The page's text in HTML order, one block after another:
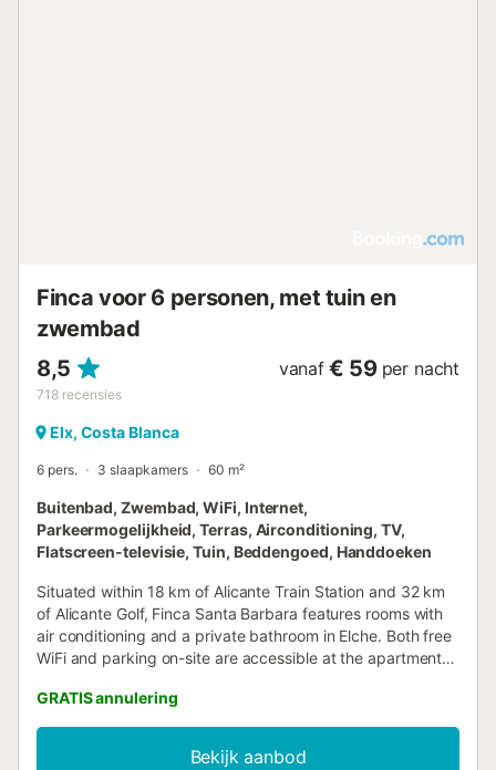
een gastvrije sfeer. Perfect voor wie op zoek is naar een
Finca voor 6 personen, met tuin en
zwembad
8,5
718 recensies
vanaf € 59 per nacht
Elx, Costa Blanca
6 pers. 3 slaapkamers 60 m²
Buitenbad, Zwembad, WiFi, Internet,
Parkeermogelijkheid, Terras, Airconditioning, TV,
Flatscreen-televisie, Tuin, Beddengoed, Handdoeken
Situated within 18 km of Alicante Train Station and 32 km
of Alicante Golf, Finca Santa Barbara features rooms with
air conditioning and a private bathroom in Elche. Both free
WiFi and parking on-site are accessible at the apartment
GRATIS annulering
Bekijk aanbod